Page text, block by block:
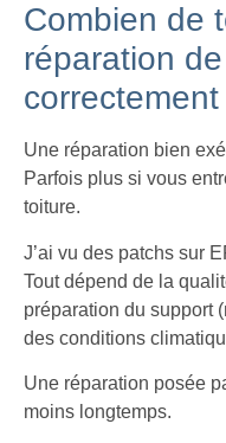
Combien de
réparation
Une réparation bien
Parfois plus si vous
toiture.
J’ai vu des patchs sur
Tout dépend de la
préparation du support
des conditions
Une réparation posée
moins longtemps.